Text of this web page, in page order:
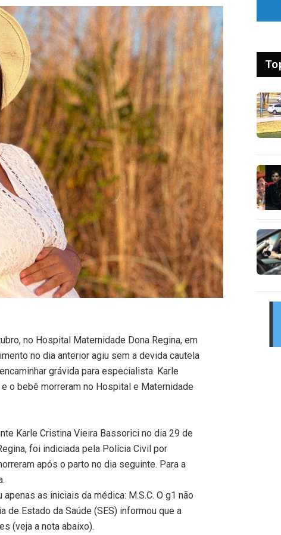
no Hospital Maternidade Dona Regina, em
no dia anterior agiu sem a devida cautela
grávida para especialista. Karle
o bebê morreram no Hospital e Maternidade
Karle Cristina Vieira Bassorici no dia 29 de
foi indiciada pela Polícia Civil por
após o parto no dia seguinte. Para a
as iniciais da médica: M.S.C. O g1 não
de Estado da Saúde (SES) informou que a
(veja a nota abaixo).